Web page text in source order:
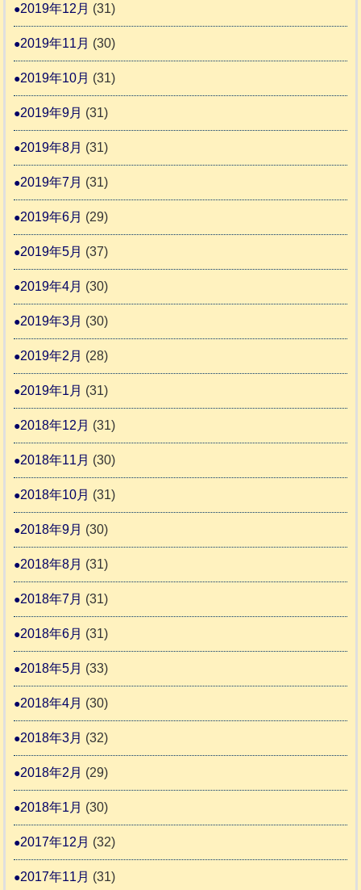
2019年12月 (31)
2019年11月 (30)
2019年10月 (31)
2019年9月 (31)
2019年8月 (31)
2019年7月 (31)
2019年6月 (29)
2019年5月 (37)
2019年4月 (30)
2019年3月 (30)
2019年2月 (28)
2019年1月 (31)
2018年12月 (31)
2018年11月 (30)
2018年10月 (31)
2018年9月 (30)
2018年8月 (31)
2018年7月 (31)
2018年6月 (31)
2018年5月 (33)
2018年4月 (30)
2018年3月 (32)
2018年2月 (29)
2018年1月 (30)
2017年12月 (32)
2017年11月 (31)